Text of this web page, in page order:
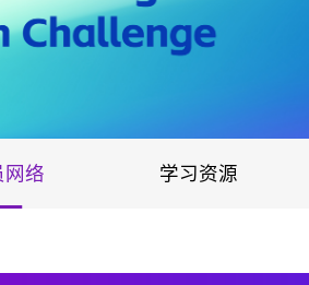
网络 学习资源